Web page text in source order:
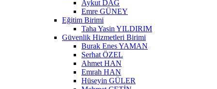
Aykut DAĞ
Emre GÜNEY
Eğitim Birimi
Taha Yasin YILDIRIM
Güvenlik Hizmetleri Birimi
Burak Enes YAMAN
Serhat ÖZEL
Ahmet HAN
Emrah HAN
Hüseyin GÜLER